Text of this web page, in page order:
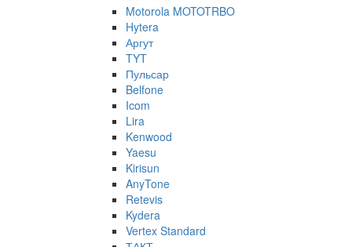
Motorola MOTOTRBO
Hytera
Аргут
TYT
Пульсар
Belfone
Icom
Lira
Kenwood
Yaesu
Kirisun
AnyTone
Retevis
Kydera
Vertex Standard